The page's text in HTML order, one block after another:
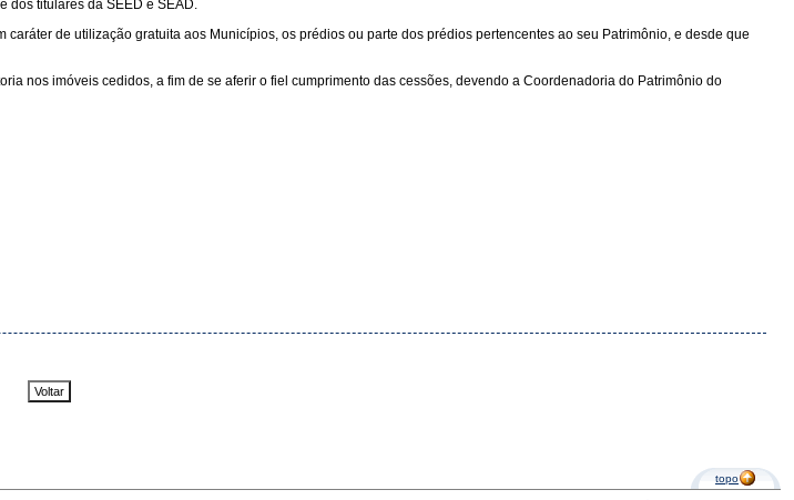
dos titulares da SEED e SEAD.
de utilização gratuita aos Municípios, os prédios ou parte dos prédios pertencentes ao seu Patrimônio, e desde que
nos imóveis cedidos, a fim de se aferir o fiel cumprimento das cessões, devendo a Coordenadoria do Patrimônio do
topo